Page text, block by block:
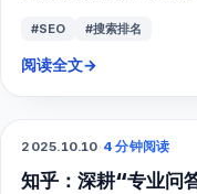
#SEO #搜索排名
阅读全文→
SEO
2025.10.10·4 分钟阅读
知乎：深耕“专业问